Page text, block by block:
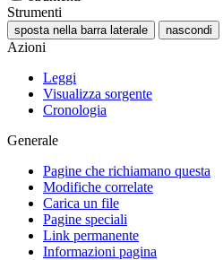
Strumenti
sposta nella barra laterale nascondi
Azioni
Leggi
Visualizza sorgente
Cronologia
Generale
Pagine che richiamano questa
Modifiche correlate
Carica un file
Pagine speciali
Link permanente
Informazioni pagina